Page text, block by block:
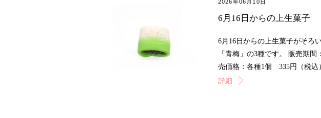
2026年06月10日
6月16日からの上生菓子
6月16日からの上生菓子がそろ
「青梅」の3種です。 販売期間
売価格：各種1個 335円（税
詳細